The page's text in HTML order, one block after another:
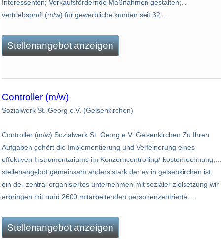
Interessenten; Verkaufsfördernde Maßnahmen gestalten;...
vertriebsprofi (m/w) für gewerbliche kunden seit 32 ...
Stellenangebot anzeigen
Controller (m/w)
Sozialwerk St. Georg e.V. (Gelsenkirchen)
Controller (m/w) Sozialwerk St. Georg e.V. Gelsenkirchen Zu Ihren
Aufgaben gehört die Implementierung und Verfeinerung eines
effektiven Instrumentariums im Konzerncontrolling/-kostenrechnung;...
stellenangebot gemeinsam anders stark der ev in gelsenkirchen ist
ein de- zentral organisiertes unternehmen mit sozialer zielset­zung wir
erbringen mit rund 2600 mitarbeitenden perso­nenzentrierte ...
Stellenangebot anzeigen